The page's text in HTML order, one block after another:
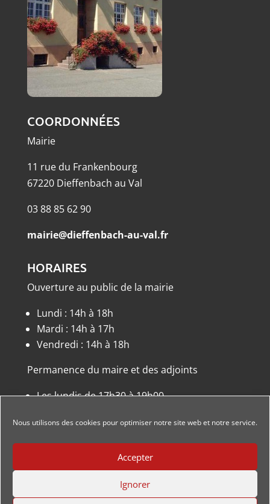
Nous utilisons des cookies pour optimiser notre site web et notre service.
Accepter
Ignorer
COORDONNÉES
Mairie
11 rue du Frankenbourg
67220 Dieffenbach au Val
03 88 85 62 90
mairie@dieffenbach-au-val.fr
HORAIRES
Ouverture au public de la mairie
Lundi : 14h à 18h
Mardi : 14h à 17h
Vendredi : 14h à 18h
Permanence du maire et des adjoints
Les lundis de 17h30 à 19h00
ConceptionDismeo| Tous droits réservés ‘Dieffenbach au